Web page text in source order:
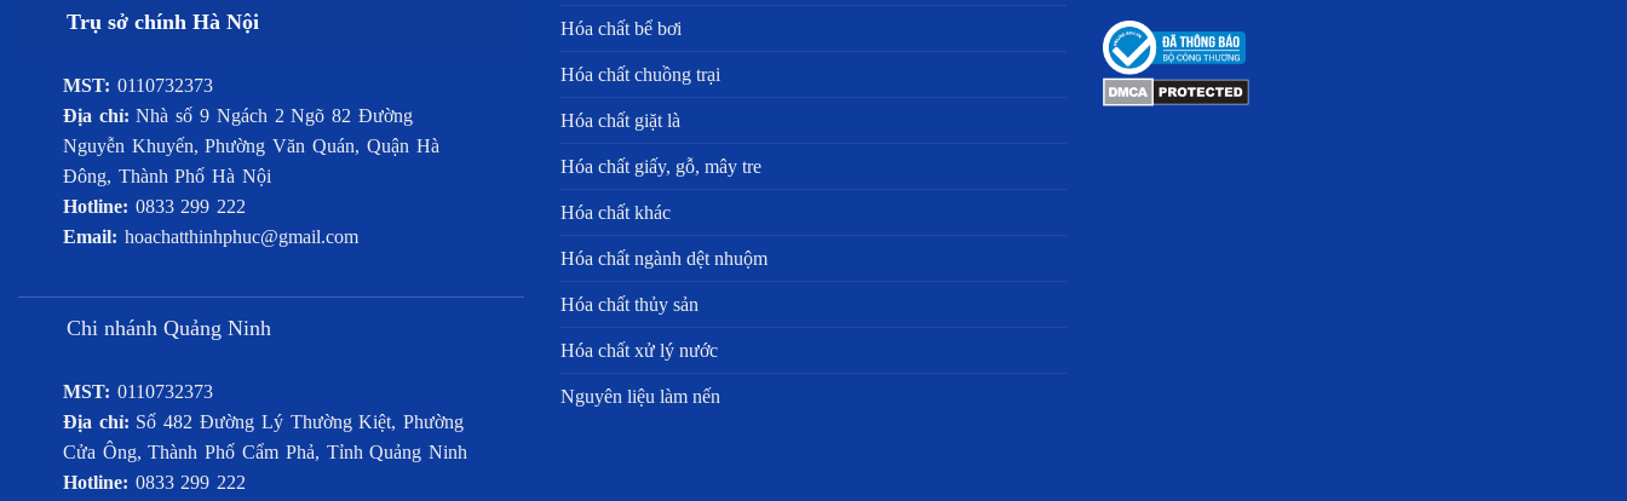
Trụ sở chính Hà Nội
MST: 0110732373
Địa chỉ:Nhà số 9 Ngách 2 Ngõ 82 Đường
Nguyễn Khuyến, Phường Văn Quán, Quận Hà
Đông, Thành Phố Hà Nội
Hotline: 0833 299 222
Email: hoachatthinhphuc@gmail.com
Chi nhánh Quảng Ninh
MST: 0110732373
Địa chỉ: Số 482 Đường Lý Thường Kiệt, Phường
Cửa Ông, Thành Phố Cẩm Phả, Tỉnh Quảng Ninh
Hotline: 0833 299 222
Hóa chất bể bơi
Hóa chất chuồng trại
Hóa chất giặt là
Hóa chất giấy, gỗ, mây tre
Hóa chất khác
Hóa chất ngành dệt nhuộm
Hóa chất thủy sản
Hóa chất xử lý nước
Nguyên liệu làm nến